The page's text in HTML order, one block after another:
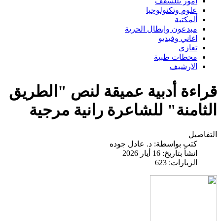
علوم وتكنولوجيا
ألمكتبة
مبدعون وابطال الحرية
اغاني وفيديو
تعازي
محطات طبية
الارشيف
قراءة أدبية عميقة لنص "الطريق
الثامنة" للشاعرة رانية مرجية
التفاصيل
كتب بواسطة: د. عادل جوده
انشأ بتاريخ: 16 أيار 2026
الزيارات: 623